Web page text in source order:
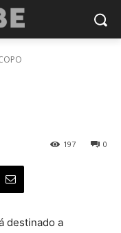
0
197
destinado a